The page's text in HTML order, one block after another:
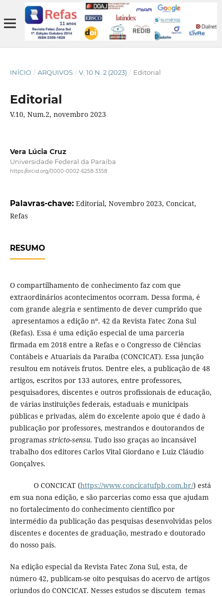
INÍCIO / ARQUIVOS / V. 10 N. 2 (2023) / Editorial
Editorial
V.10, Num.2, novembro 2023
Vera Lúcia Cruz
Universidade Federal da Paraíba
https://orcid.org/0000-0002-6258-3358
Palavras-chave: Editorial, Novembro 2023, Concicat,
Refas
RESUMO
O compartilhamento de conhecimento faz com que
extraordinários acontecimentos ocorram. Dessa forma, é
com grande alegria e sentimento de dever cumprido que
apresentamos a edição nº. 42 da Revista Fatec Zona Sul
(Refas). Essa é uma edição especial de uma parceria
firmada em 2018 entre a Refas e o Congresso de Ciências
Contábeis e Atuariais da Paraíba (CONCICAT). Essa junção
resultou em notáveis frutos. Dentre eles, a publicação de 48
artigos, escritos por 133 autores, entre professores,
pesquisadores, discentes e outros profissionais de educação,
de várias instituições federais, estaduais e municipais
públicas e privadas, além do excelente apoio que é dado à
publicação por professores, mestrandos e doutorandos de
programas stricto-sensu. Tudo isso graças ao incansável
trabalho dos editores Carlos Vital Giordano e Luiz Cláudio
Gonçalves.
O CONCICAT (https://www.concicatufpb.com.br/) está
em sua nona edição, e são parcerias como essa que ajudam
no fortalecimento do conhecimento científico por
intermédio da publicação das pesquisas desenvolvidas pelos
discentes e docentes de graduação, mestrado e doutorado
do nosso país.
Na edição especial da Revista Fatec Zona Sul, esta, de
número 42, publicam-se oito pesquisas do acervo de artigos
oriundos do CONCICAT. Nesses estudos se discutem temas